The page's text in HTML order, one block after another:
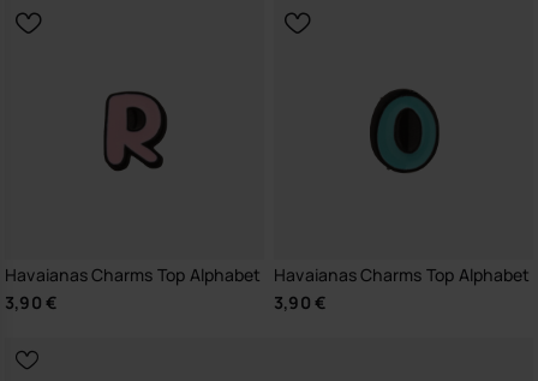
Havaianas Charms Top Alphabet
3,90 €
Havaianas Charms Top Alphabet
3,90 €